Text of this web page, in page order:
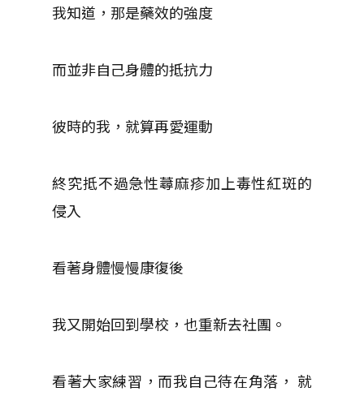
我知道，那是藥效的強度
而並非自己身體的抵抗力
彼時的我，就算再愛運動
終究抵不過急性蕁麻疹加上毒性紅斑的
侵入
看著身體慢慢康復後
我又開始回到學校，也重新去社團。
看著大家練習，而我自己待在角落， 就